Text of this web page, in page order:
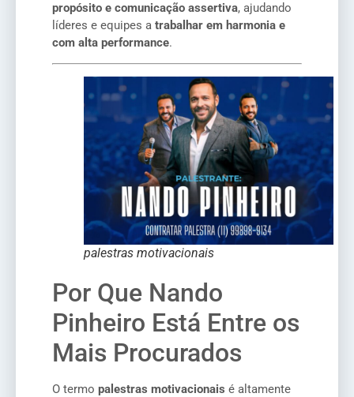
propósito e comunicação assertiva, ajudando
líderes e equipes a trabalhar em harmonia e
com alta performance.
palestras motivacionais
Por Que Nando
Pinheiro Está Entre os
Mais Procurados
O termo palestras motivacionais é altamente